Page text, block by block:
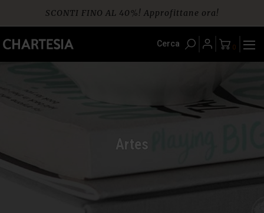
content
SCONTI FINO AL 40%! Approfittane ora!
Spedizione gratuita per ordini da € 60
Cerca 0
Artes